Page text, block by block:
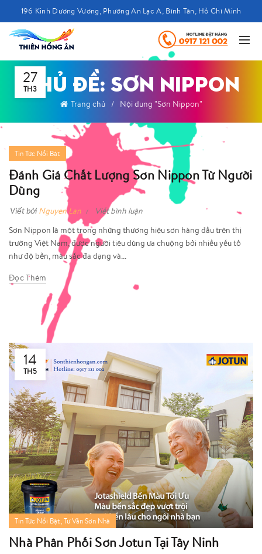
196 Kinh Dương Vương, Phường An Lạc A, Bình Tân, Hồ Chí Minh
CHỦ ĐỀ: SƠN NIPPON
Trang chủ Nội dung "Sơn Nippon"
27
TH3
Tin Tức Nổi Bật
Đánh Giá Chất Lượng Sơn Nippon Từ Người
Dùng
Viết bởi Nguyen Lan
Viết bình luận
Sơn Nippon là một trong những thương hiệu sơn hàng đầu trên thị
trường Việt Nam, được người tiêu dùng ưa chuộng bởi nhiều yếu tố
như độ bền, màu sắc đa dạng và...
Đọc Thêm
14
TH5
Tin Tức Nổi Bật, Tư Vấn Sơn Nhà
Nhà Phân Phối Sơn Jotun Tại Tây Ninh